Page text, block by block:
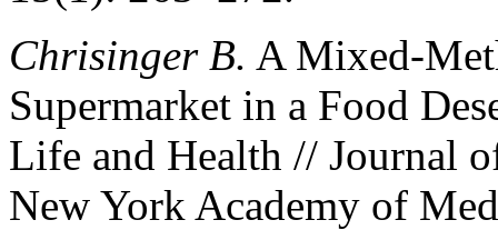
Chrisinger B. A Mixed-
Supermarket in a Food
Life and Health // Journal
New York Academy of